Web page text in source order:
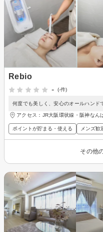
Rebio
-
(-件)
何度でも美しく、安心のオールハンド
アクセス：JR大阪環状線・阪神なん
ポイントが貯まる・使える メンズ歓
その他